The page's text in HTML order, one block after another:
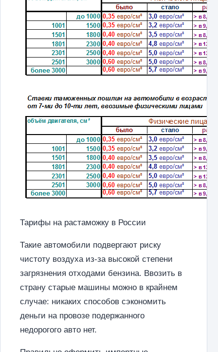
Тарифы на растаможку в России
Такие автомобили подвергают риску
чистоту воздуха из-за высокой степени
загрязнения отходами бензина. Ввозить в
страну старые машины можно в крайнем
случае: никаких способов сэкономить
деньги на провозе подержанного
недорогого авто нет.